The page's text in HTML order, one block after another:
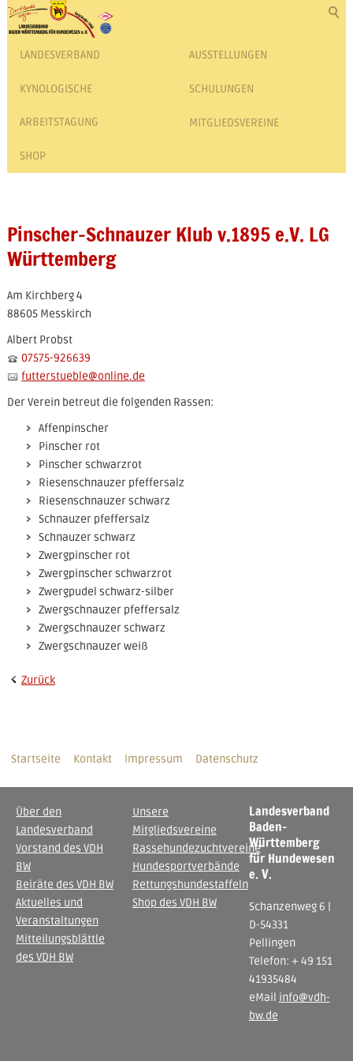
LANDESVERBAND AUSSTELLUNGEN
KYNOLOGISCHE
ARBEITSTAGUNG
SCHULUNGEN
MITGLIEDSVEREINE
SHOP
Pinscher-Schnauzer Klub v.1895 e.V. LG
Württemberg
Am Kirchberg 4
88605 Messkirch
Albert Probst
07575-926639
futterstueble@online.de
Der Verein betreut die folgenden Rassen:
Affenpinscher
Pinscher rot
Pinscher schwarzrot
Riesenschnauzer pfeffersalz
Riesenschnauzer schwarz
Schnauzer pfeffersalz
Schnauzer schwarz
Zwergpinscher rot
Zwergpinscher schwarzrot
Zwergpudel schwarz-silber
Zwergschnauzer pfeffersalz
Zwergschnauzer schwarz
Zwergschnauzer weiß
Zurück
Startseite Kontakt Impressum Datenschutz
Über den
Landesverband
Vorstand des VDH
BW
Beiräte des VDH BW
Aktuelles und
Veranstaltungen
Mitteilungsblättle
des VDH BW
Unsere
Mitgliedsvereine
Rassehundezuchtvereine
Hundesportverbände
Rettungshundestaffeln
Shop des VDH BW
Landesverband
Baden-
Württemberg
für Hundewesen
e. V.
Schanzenweg 6 |
D-54331
Pellingen
Telefon: + 49 151
41935484
eMail info@vdh-
bw.de